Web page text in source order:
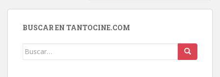
BUSCAR EN TANTOCINE.COM
Buscar: